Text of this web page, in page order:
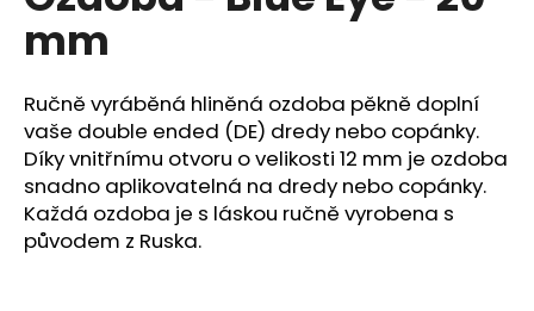
hvězdiček.
mm
Ručně vyráběná hliněná ozdoba pěkně doplní
vaše double ended (DE) dredy nebo copánky.
Díky vnitřnímu otvoru o velikosti 12 mm je ozdoba
snadno aplikovatelná na dredy nebo copánky.
Každá ozdoba je s láskou ručně vyrobena s
původem z Ruska.
a
j
í
t
?